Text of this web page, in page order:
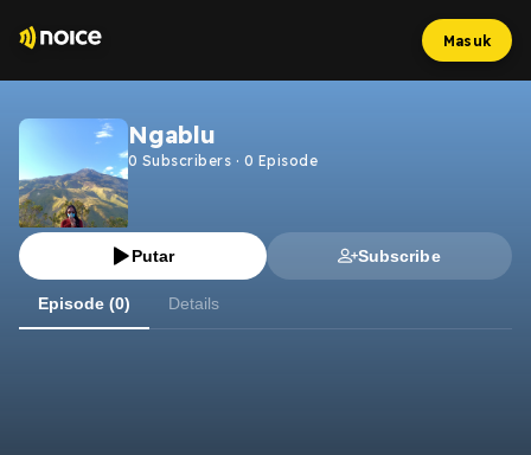
Masuk
Ngablu
0 Subscribers · 0 Episode
Putar Subscribe
Episode (0) Details